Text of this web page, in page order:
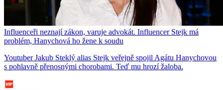
Influenceři neznají zákon, varuje advokát. Influencer Stejk má
problém, Hanychová ho žene k soudu
Youtuber Jakub Steklý alias Stejk veřejně spojil Agátu Hanychovou
s pohlavně přenosnými chorobami. Teď mu hrozí žaloba.